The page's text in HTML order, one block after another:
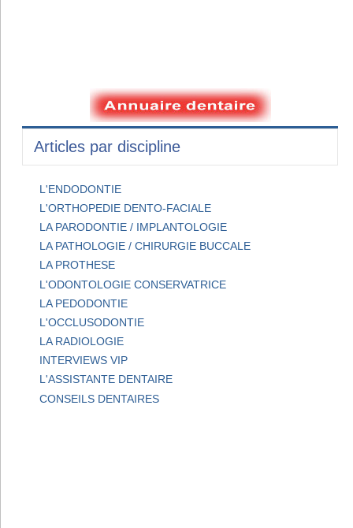
Articles par discipline
L'ENDODONTIE
L'ORTHOPEDIE DENTO-FACIALE
LA PARODONTIE / IMPLANTOLOGIE
LA PATHOLOGIE / CHIRURGIE BUCCALE
LA PROTHESE
L'ODONTOLOGIE CONSERVATRICE
LA PEDODONTIE
L'OCCLUSODONTIE
LA RADIOLOGIE
INTERVIEWS VIP
L'ASSISTANTE DENTAIRE
CONSEILS DENTAIRES